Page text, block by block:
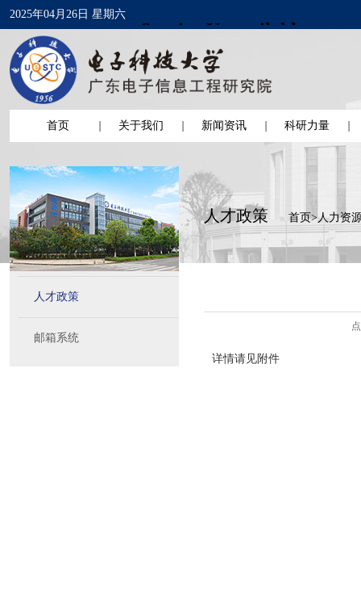
2025年04月26日 星期六
首页 关于我们 新闻资讯 科研力量
人才政策
邮箱系统
人才政策 首页>人力资
详情请见附件